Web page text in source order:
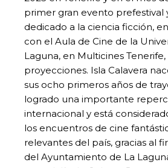
primer gran evento prefestival
dedicado a la ciencia ficción,
con el Aula de Cine de la
Laguna, en Multicines Tenerife,
proyecciones. Isla Calavera
sus ocho primeros años de
logrado una importante
internacional y está
los encuentros de cine
relevantes del país, gracias al
del Ayuntamiento de La